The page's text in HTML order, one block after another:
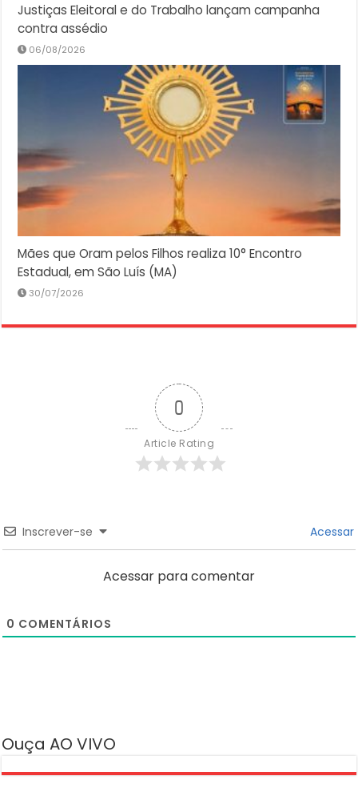
Justiças Eleitoral e do Trabalho lançam campanha
contra assédio
06/08/2026
Mães que Oram pelos Filhos realiza 10° Encontro
Estadual, em São Luís (MA)
30/07/2026
0
Article Rating
Inscrever-se Acessar
Acessar para comentar
0 COMENTÁRIOS
Ouça AO VIVO